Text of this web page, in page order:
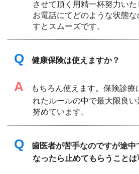
させて頂く用精一杯努力い
お電話にてどのような状態な
すとスムーズです。
Q 健康保険は使えますか？
A
もちろん使えます。保険診療
れたルールの中で最大限良い
努めています。
Q
歯医者が苦手なのですが途中
なったら止めてもらうことは